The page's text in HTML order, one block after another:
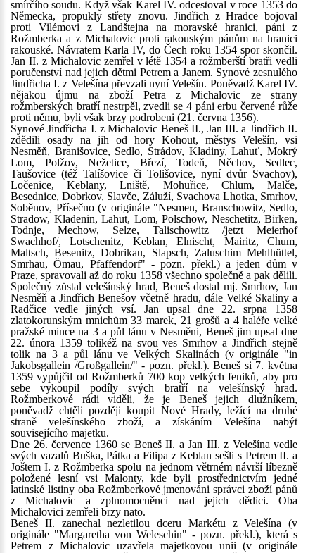
smírčího soudu. Když však Karel IV. odcestoval v roce 1353 do
Německa, propukly střety znovu. Jindřich z Hradce bojoval
proti Vilémovi z Landštejna na moravské hranici, páni z
Rožmberka a z Michalovic proti rakouským pánům na hranici
rakouské. Návratem Karla IV, do Čech roku 1354 spor skončil.
Jan II. z Michalovic zemřel v létě 1354 a rožmberští bratři vedli
poručenství nad jejich dětmi Petrem a Janem. Synové zesnulého
Jindřicha I. z Velešína převzali nyní Velešín. Poněvadž Karel IV.
nějakou újmu na zboží Petra z Michalovic ze strany
rožmberských bratří nestrpěl, zvedli se 4 páni erbu červené růže
proti němu, byli však brzy podrobeni (21. června 1356).
Synové Jindřicha I. z Michalovic Beneš II., Jan III. a Jindřich II.
zdědili osady na jih od hory Kohout, městys Velešín, vsi
Nesměň, Branišovice, Sedlo, Strádov, Kladiny, Lahuť, Mokrý
Lom, Polžov, Nežetice, Březí, Todeň, Něchov, Sedlec,
Taušovice (též Talíšovice či Tolišovice, nyní dvůr Svachov),
Ločenice, Keblany, Lniště, Mohuřice, Chlum, Malče,
Besednice, Dobrkov, Slavče, Záluží, Svachova Lhotka, Smrhov,
Soběnov, Přísečno (v originále "Nesmen, Branschowitz, Sedlo,
Stradow, Kladenin, Lahut, Lom, Polschow, Neschetitz, Birken,
Todnje, Mechow, Selze, Talischowitz /jetzt Meierhof
Swachhof/, Lotschenitz, Keblan, Elnischt, Mairitz, Chum,
Maltsch, Besenitz, Dobrikau, Slapsch, Zaluschim Mehlhüttel,
Smrhau, Ömau, Pfaffendorf" - pozn. překl.) a jeden dům v
Praze, spravovali až do roku 1358 všechno společně a pak dělili.
Společný zůstal velešínský hrad, Beneš dostal mj. Smrhov, Jan
Nesměň a Jindřich Benešov včetně hradu, dále Velké Skaliny a
Radčice vedle jiných vsí. Jan upsal dne 22. srpna 1358
zlatokorunským mnichům 33 marek, 21 grošů a 4 haléře velké
pražské mince na 3 a půl lánu v Nesměni, Beneš jim upsal dne
22. února 1359 tolikéž na svou ves Smrhov a Jindřich stejně
tolik na 3 a půl lánu ve Velkých Skalinách (v originále "in
Jakobsgallein /Großgallein/" - pozn. překl.). Beneš si 7. května
1359 vypůjčil od Rožmberků 700 kop velkých feniků, aby pro
sebe vykoupil podíly svých bratří na velešínský hrad.
Rožmberkové rádi viděli, že je Beneš jejich dlužníkem,
poněvadž chtěli později koupit Nové Hrady, ležící na druhé
straně velešínského zboží, a získáním Velešína nabýt
souvisejícího majetku.
Dne 26. července 1360 se Beneš II. a Jan III. z Velešína vedle
svých vazalů Buška, Pátka a Filipa z Keblan sešli s Petrem II. a
Joštem I. z Rožmberka spolu na jednom větrném návrší líbezně
položené lesní vsi Malonty, kde byli prostřednictvím jedné
latinské listiny oba Rožmberkové jmenováni správci zboží pánů
z Michalovic a zplnomocněnci nad jejich dědici. Oba
Michalovici zemřeli brzy nato.
Beneš II. zanechal nezletilou dceru Markétu z Velešína (v
originále "Margaretha von Weleschin" - pozn. překl.), která s
Petrem z Michalovic uzavřela majetkovou unii (v originále